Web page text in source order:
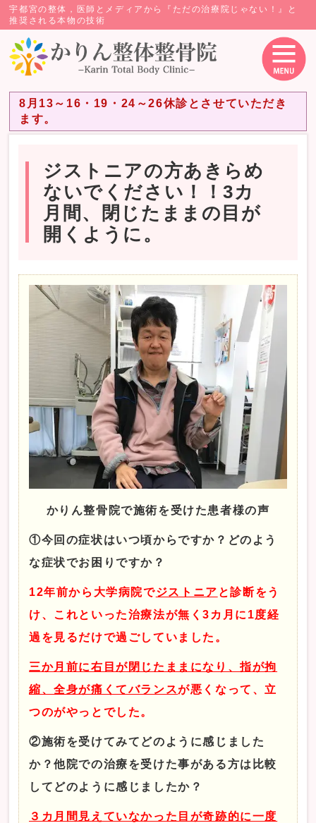
宇都宮の整体，医師とメディアから『ただの治療院じゃない！』と
推奨される本物の技術
8月13～16・19・24～26休診とさせていただき
ます。
ジストニアの方あきらめ
ないでください！！3カ
月間、閉じたままの目が
開くように。
かりん整骨院で施術を受けた患者様の声
①今回の症状はいつ頃からですか？どのよう
な症状でお困りですか？
12年前から大学病院でジストニア と診断をう
け、これといった治療法が無く3カ月に1度経
過を見るだけで過ごしていました。
三か月前に右目が閉じたままになり、指が拘
縮、全身が痛くてバランスが悪くなって、立
つのがやっとでした。
②施術を受けてみてどのように感じました
か？他院での治療を受けた事がある方は比較
してどのように感じましたか？
３カ月間見えていなかった目が奇跡的に一度